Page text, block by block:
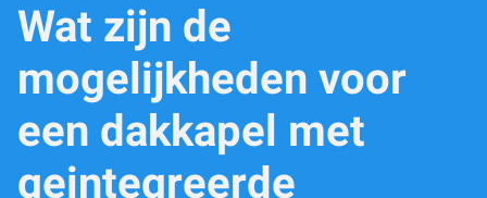
Wat zijn de
mogelijkheden voor
een dakkapel met
geintegreerde